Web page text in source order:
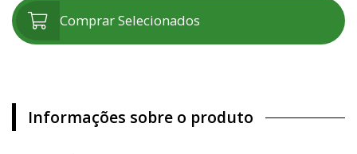
Comprar Selecionados
Informações sobre o produto